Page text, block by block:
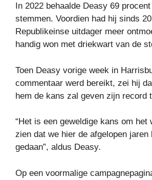
In 2022 behaalde Deasy 69
stemmen. Voordien had hij sinds
Republikeinse uitdager meer
handig won met driekwart van de
Toen Deasy vorige week in
commentaar werd bereikt, zei hij
hem de kans zal geven zijn record
“Het is een geweldige kans om het
zien dat we hier de afgelopen jaren
gedaan”, aldus Deasy.
Op een voormalige